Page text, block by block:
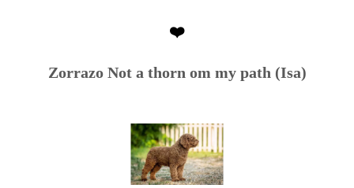
❤️
Zorrazo Not a thorn om my path (Isa)